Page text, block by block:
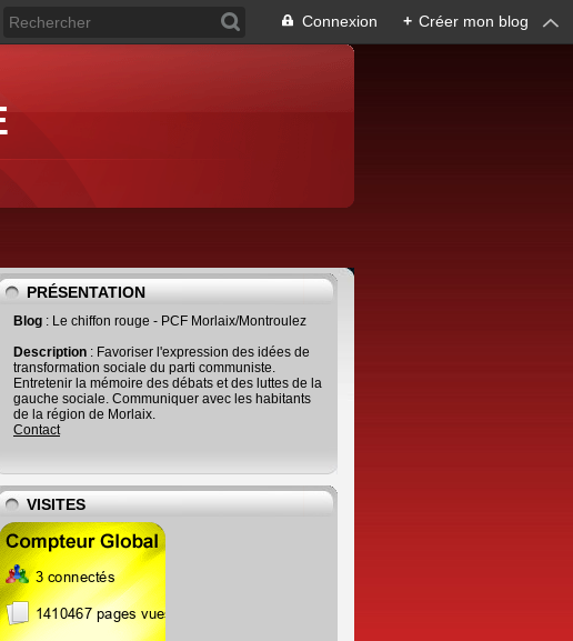
Connexion + Créer mon blog
PRÉSENTATION
Blog : Le chiffon rouge - PCF Morlaix/Montroulez
Description : Favoriser l'expression des idées de
transformation sociale du parti communiste.
Entretenir la mémoire des débats et des luttes de la
gauche sociale. Communiquer avec les habitants
de la région de Morlaix.
Contact
VISITES